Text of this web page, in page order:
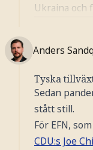
Foto: TT
Ukraina och
Anders
Tyska
Sedan
stått still.
För EFN,
CDU:s Joe